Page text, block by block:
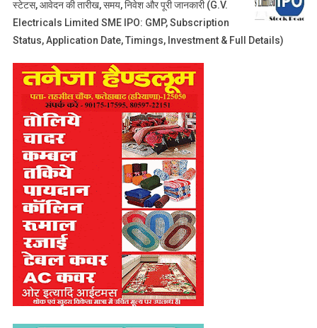
स्टेटस, आवेदन की तारीख, समय, निवेश और पूरी जानकारी (G.V.
Electricals Limited SME IPO: GMP, Subscription
Status, Application Date, Timings, Investment & Full Details)